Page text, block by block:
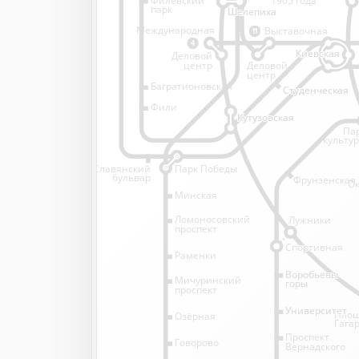
4
11
Лужники
Деловой
центр
Шелепиха
Шелепиха
Минская
Ломоносовский
проспект
Раменки
Парк Победы
парк
Багратионовская
Фили
Международная
Спортивная
Спортивная
Фрунзенская
Славянский
бульвар
Выставочная
Проспект
Вернадского
Деловой
центр
Киевская
Киевская
Студенческая
Студенческая
Кутузовская
Кутузовская
Воробьёвы
горы
Воробьёвы
горы
Университет
Университет
Говорово
Озёрная
Мичуринский
проспект